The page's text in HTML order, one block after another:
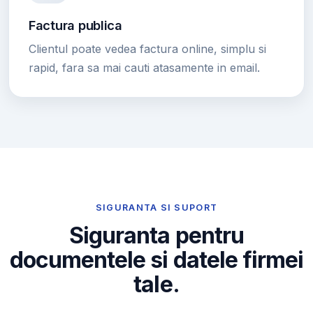
Factura publica
Clientul poate vedea factura online, simplu si
rapid, fara sa mai cauti atasamente in email.
SIGURANTA SI SUPORT
Siguranta pentru
documentele si datele firmei
tale.